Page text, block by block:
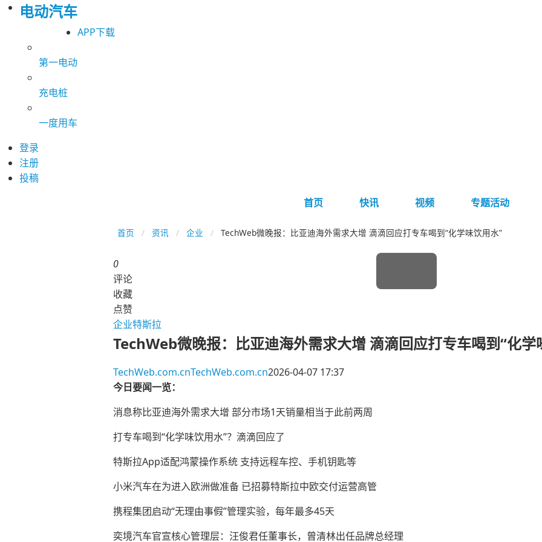
电动汽车
APP下载
第一电动
充电桩
一度用车
登录
注册
投稿
首页
快讯 视频 专题活动
首页 资讯 企业 TechWeb微晚报：比亚迪海外需求大增 滴滴回应打专车喝到“化学味饮用水”
0
评论
收藏
点赞
企业特斯拉
TechWeb微晚报：比亚迪海外需求大增 滴滴回应打专车喝到“化学
TechWeb.com.cnTechWeb.com.cn2026-04-07 17:37
今日要闻一览：
消息称比亚迪海外需求大增 部分市场1天销量相当于此前两周
打专车喝到“化学味饮用水”？滴滴回应了
特斯拉App适配鸿蒙操作系统 支持远程车控、手机钥匙等
小米汽车在为进入欧洲做准备 已招募特斯拉中欧交付运营高管
携程集团启动“无理由事假”管理实验，每年最多45天
奕境汽车官宣核心管理层：汪俊君任董事长，曾清林出任品牌总经理